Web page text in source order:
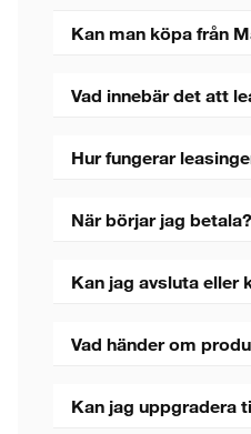
Kan man köpa från
Vad innebär det att
Hur fungerar
När börjar jag betala?
Kan jag avsluta eller
Vad händer om
Kan jag uppgradera